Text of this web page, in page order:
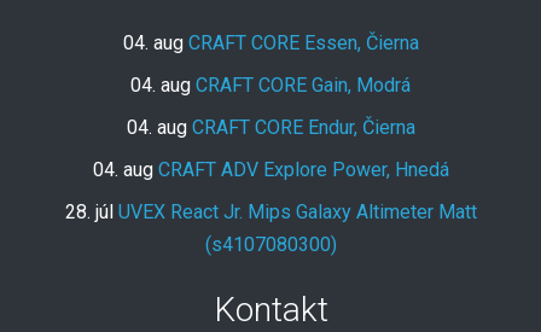
04. aug CRAFT CORE Essen, Čierna
04. aug CRAFT CORE Gain, Modrá
04. aug CRAFT CORE Endur, Čierna
04. aug CRAFT ADV Explore Power, Hnedá
28. júl UVEX React Jr. Mips Galaxy Altimeter Matt
(s4107080300)
Kontakt